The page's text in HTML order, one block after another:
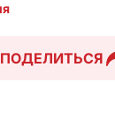
ПОДЕЛИТЬСЯ